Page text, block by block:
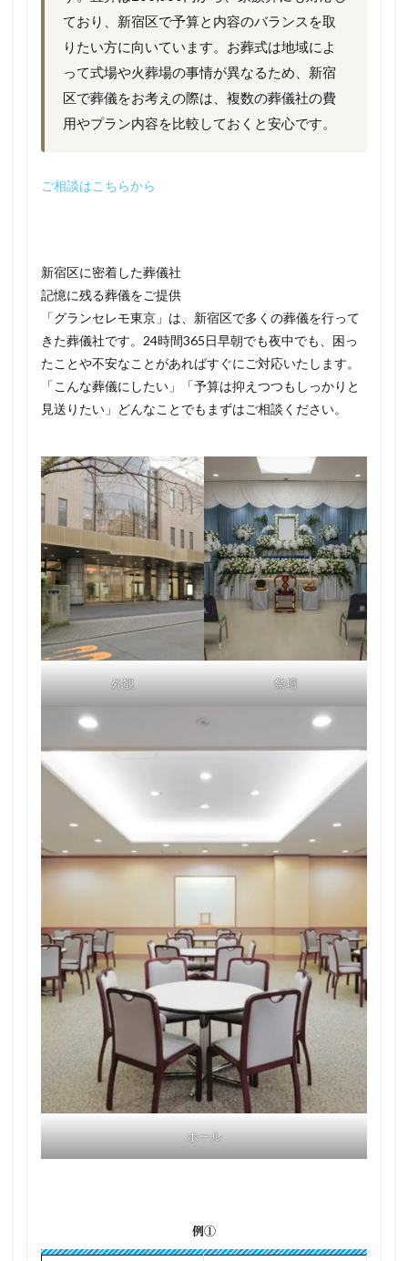
ており、新宿区で予算と内容のバランスを取
りたい方に向いています。お葬式は地域によ
って式場や火葬場の事情が異なるため、新宿
区で葬儀をお考えの際は、複数の葬儀社の費
用やプラン内容を比較しておくと安心です。
ご相談はこちらから
新宿区に密着した葬儀社
記憶に残る葬儀をご提供
「グランセレモ東京」は、新宿区で多くの葬儀を行って
きた葬儀社です。24時間365日早朝でも夜中でも、困っ
たことや不安なことがあればすぐにご対応いたします。
「こんな葬儀にしたい」「予算は抑えつつもしっかりと
見送りたい」どんなことでもまずはご相談ください。
外観 祭壇
ホール
例①